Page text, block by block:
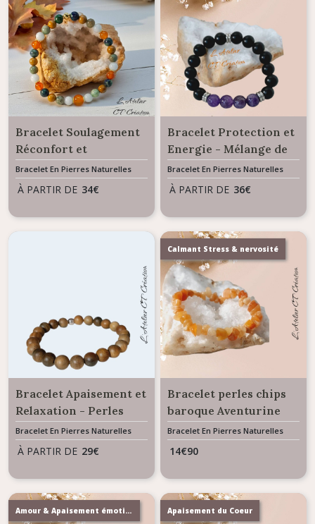
Bracelet Soulagement
Réconfort et
Optimisme - Mélange
de Pierres Naturelles
Bracelet En Pierres Naturelles
À PARTIR DE 34€
Bracelet Protection et
Energie - Mélange de
Pierres Naturelles Bois
d'Ebène & Améthyste
Bracelet En Pierres Naturelles
À PARTIR DE 36€
Bracelet Apaisement et
Relaxation - Perles
Bois de Santal
Bracelet En Pierres Naturelles
À PARTIR DE 29€
Calmant Stress & nervosité
Bracelet perles chips
baroque Aventurine
rouge
Bracelet En Pierres Naturelles
14€90
Amour & Apaisement émotionnel Apaisement du Coeur